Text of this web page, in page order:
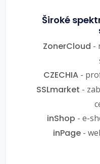
Široké
ZonerCloud -
CZECHIA-
SSLmarket -
inShop - e-
inPage-